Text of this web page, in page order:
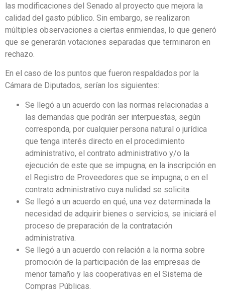
las modificaciones del Senado al proyecto que mejora la
calidad del gasto público. Sin embargo, se realizaron
múltiples observaciones a ciertas enmiendas, lo que generó
que se generarán votaciones separadas que terminaron en
rechazo.
En el caso de los puntos que fueron respaldados por la
Cámara de Diputados, serían los siguientes:
Se llegó a un acuerdo con las normas relacionadas a
las demandas que podrán ser interpuestas, según
corresponda, por cualquier persona natural o jurídica
que tenga interés directo en el procedimiento
administrativo, el contrato administrativo y/o la
ejecución de este que se impugna; en la inscripción en
el Registro de Proveedores que se impugna; o en el
contrato administrativo cuya nulidad se solicita.
Se llegó a un acuerdo en qué, una vez determinada la
necesidad de adquirir bienes o servicios, se iniciará el
proceso de preparación de la contratación
administrativa.
Se llegó a un acuerdo con relación a la norma sobre
promoción de la participación de las empresas de
menor tamaño y las cooperativas en el Sistema de
Compras Públicas.